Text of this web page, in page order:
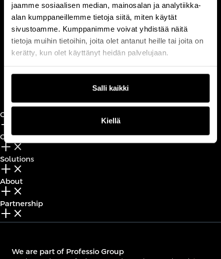
jaamme sosiaalisen median, mainosalan ja analytiikka-
alan kumppaneillemme tietoja siitä, miten käytät
sivustoamme. Kumppanimme voivat yhdistää näitä
tietoja muihin tietoihin, joita olet antanut heille tai joita on
kerätty, kun olet käyttänyt heidän palvelujaan.
Salli kaikki
Kiellä
CUSTOMERCARE
Keilaranta 1 A, 02150 Espoo
+358 (0)20 780 6220
customerservice@professio.fi
CxO Circles
add_2
CxO Academy
add_2close
Solutions
add_2 close
About
add_2 close
Partnership
add_2 close
We are part of Professio Group